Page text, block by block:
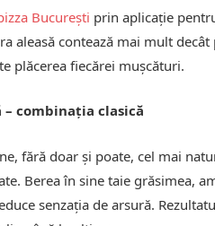
București prin aplicație
aleasă contează mai mult
plăcerea fiecărei mușcături.
– combinația clasică
fără doar și poate, cel mai
Berea în sine taie grăsimea,
senzația de arsură.